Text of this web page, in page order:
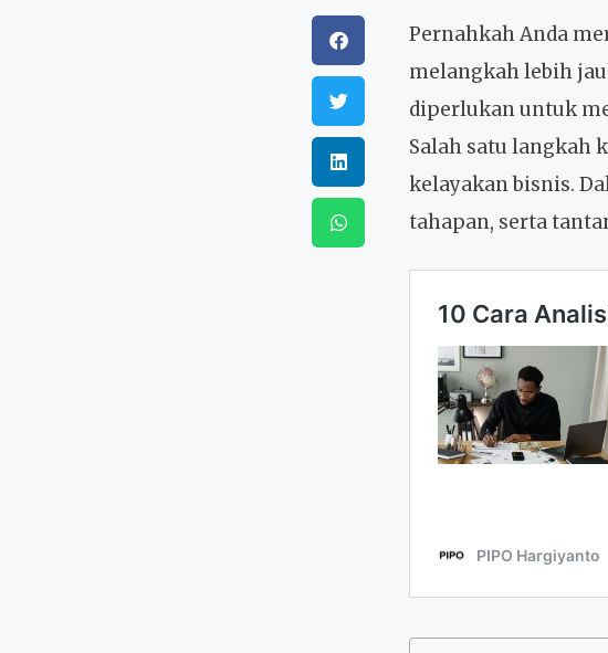
Pernahkah Anda
melangkah lebih
diperlukan untuk
Salah satu langkah
kelayakan bisnis.
tahapan, serta